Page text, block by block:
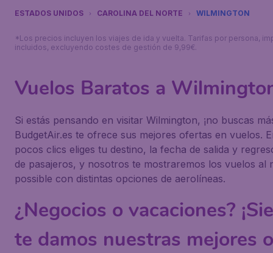
ESTADOS UNIDOS CAROLINA DEL NORTE WILMINGTON
*Los precios incluyen los viajes de ida y vuelta. Tarifas por persona,
incluidos, excluyendo costes de gestión de 9,99€.
Vuelos Baratos a
Si estás pensando en visitar Wilmington, ¡no buscas
BudgetAir.es te ofrece sus mejores ofertas en vuelos.
pocos clics eliges tu destino, la fecha de salida y
de pasajeros, y nosotros te mostraremos los vuelos al
possible con distintas opciones de aerolíneas.
¿Negocios o vacaciones?
te damos nuestras mejores